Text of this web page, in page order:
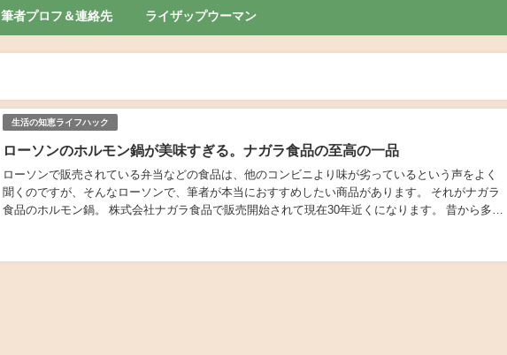
筆者プロフ＆連絡先 ライザップウーマン
生活の知恵ライフハック
ローソンのホルモン鍋が美味すぎる。ナガラ食品の至高の一品
ローソンで販売されている弁当などの食品は、他のコンビニより味が劣っているという声をよく
聞くのですが、そんなローソンで、筆者が本当におすすめしたい商品があります。 それがナガラ
食品のホルモン鍋。 株式会社ナガラ食品で販売開始されて現在30年近くになります。 昔から多く